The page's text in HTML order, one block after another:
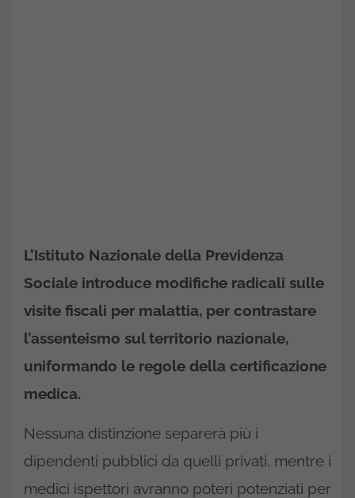
L’Istituto Nazionale della Previdenza
Sociale introduce modifiche radicali sulle
visite fiscali per malattia, per contrastare
l’assenteismo sul territorio nazionale,
uniformando le regole della certificazione
medica.
Nessuna distinzione separerà più i
dipendenti pubblici da quelli privati, mentre i
medici ispettori avranno poteri potenziati per